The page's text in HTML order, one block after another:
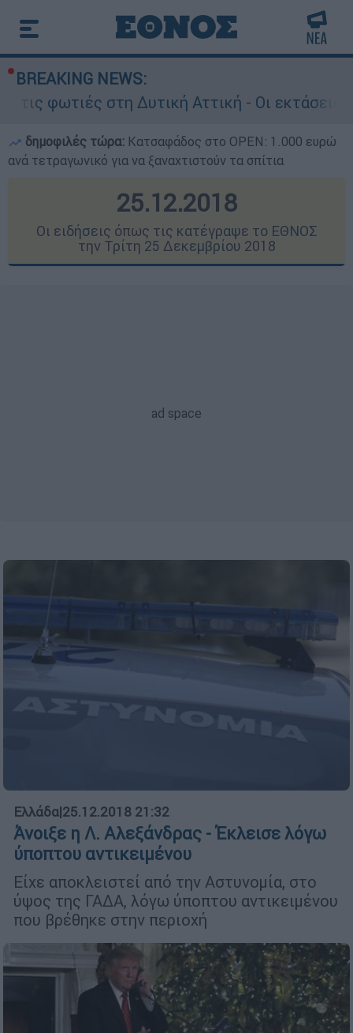
BREAKING NEWS:
Δυτική Αττική - Οι εκτάσεις που κάηκαν
δημοφιλές τώρα: Κατσαφάδος στο OPEN: 1.000 ευρώ
ανά τετραγωνικό για να ξαναχτιστούν τα σπίτια
25.12.2018
Οι ειδήσεις όπως τις κατέγραψε το ΕΘΝΟΣ
την Τρίτη 25 Δεκεμβρίου 2018
Ελλάδα|25.12.2018 21:32
Άνοιξε η Λ. Αλεξάνδρας - Έκλεισε λόγω
ύποπτου αντικειμένου
Είχε αποκλειστεί από την Αστυνομία, στο
ύψος της ΓΑΔΑ, λόγω ύποπτου αντικειμένου
που βρέθηκε στην περιοχή